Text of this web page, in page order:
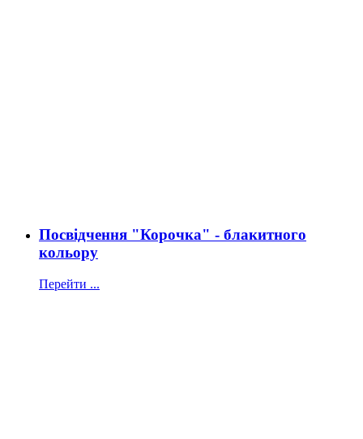
Посвідчення "Корочка" - блакитного
кольору
Перейти ...